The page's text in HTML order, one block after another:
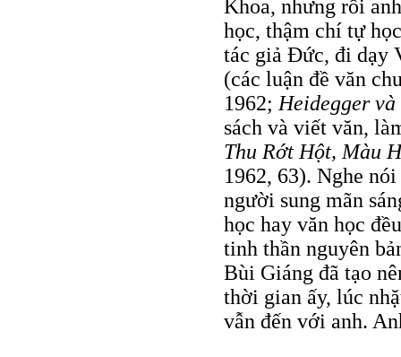
Khoa, nhưng rồi
học, thậm chí tự
tác giả Ðức, đi dạy
(các luận đề văn
1962; Heidegger
sách và viết văn,
Thu Rớt Hột, Màu
1962, 63). Nghe
người sung mãn
học hay văn học
tinh thần nguyên
Bùi Giáng đã tạo
thời gian ấy, lúc
vẫn đến với anh.